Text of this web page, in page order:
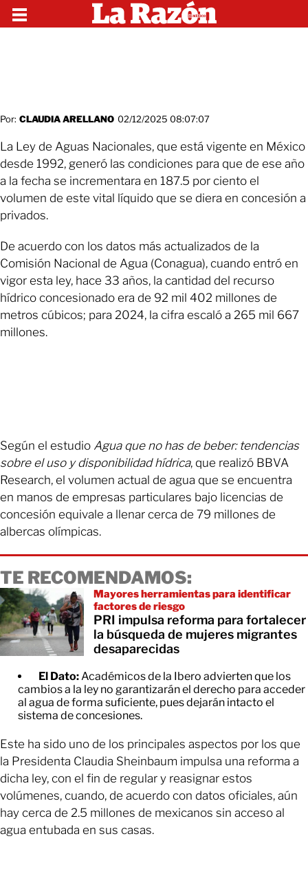
Por: CLAUDIA ARELLANO 02/12/2025 08:07:07
La Ley de Aguas Nacionales, que está vigente en México
desde 1992, generó las condiciones para que de ese año
a la fecha se incrementara en 187.5 por ciento el
volumen de este vital líquido que se diera en concesión a
privados.
De acuerdo con los datos más actualizados de la
Comisión Nacional de Agua (Conagua), cuando entró en
vigor esta ley, hace 33 años, la cantidad del recurso
hídrico concesionado era de 92 mil 402 millones de
metros cúbicos; para 2024, la cifra escaló a 265 mil 667
millones.
Según el estudio Agua que no has de beber: tendencias
sobre el uso y disponibilidad hídrica, que realizó BBVA
Research, el volumen actual de agua que se encuentra
en manos de empresas particulares bajo licencias de
concesión equivale a llenar cerca de 79 millones de
albercas olímpicas.
TE RECOMENDAMOS:
Mayores herramientas para identificar
factores de riesgo
PRI impulsa reforma para fortalecer
la búsqueda de mujeres migrantes
desaparecidas
El Dato:Académicos de la Ibero advierten que los
cambios a la ley no garantizarán el derecho para acceder
al agua de forma suficiente, pues dejarán intacto el
sistema de concesiones.
Este ha sido uno de los principales aspectos por los que
la Presidenta Claudia Sheinbaum impulsa una reforma a
dicha ley, con el fin de regular y reasignar estos
volúmenes, cuando, de acuerdo con datos oficiales, aún
hay cerca de 2.5 millones de mexicanos sin acceso al
agua entubada en sus casas.